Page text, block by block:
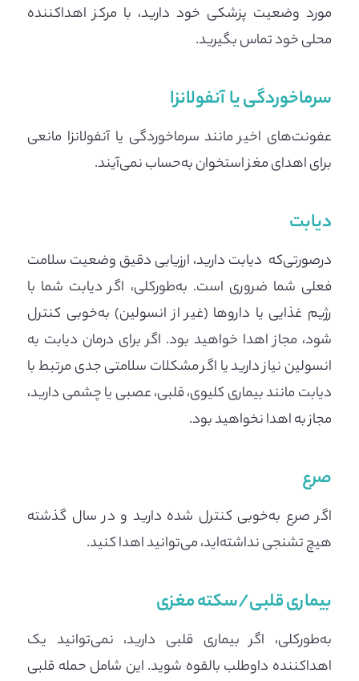
مورد وضعیت پزشکی خود دارید، با مرکز اهداکننده
محلی خود تماس بگیرید.
سرماخوردگی یا آنفولانزا
عفونت‌های اخیر مانند سرماخوردگی یا آنفولانزا مانعی
برای اهدای مغز استخوان به‌حساب نمی‌آیند.
دیابت
درصورتی‌که دیابت دارید، ارزیابی دقیق وضعیت سلامت
فعلی شما ضروری است. به‌طورکلی، اگر دیابت شما با
رژیم غذایی یا داروها (غیر از انسولین) به‌خوبی کنترل
شود، مجاز اهدا خواهید بود. اگر برای درمان دیابت به
انسولین نیاز دارید یا اگر مشکلات سلامتی جدی مرتبط با
دیابت مانند بیماری کلیوی، قلبی، عصبی یا چشمی دارید،
مجاز به اهدا نخواهید بود.
صرع
اگر صرع به‌خوبی کنترل شده دارید و در سال گذشته
هیچ تشنجی نداشته‌اید، می‌توانید اهدا کنید.
بیماری قلبی/سکته مغزی
به‌طورکلی، اگر بیماری قلبی دارید، نمی‌توانید یک
اهداکننده داوطلب بالقوه شوید. این شامل حمله قلبی